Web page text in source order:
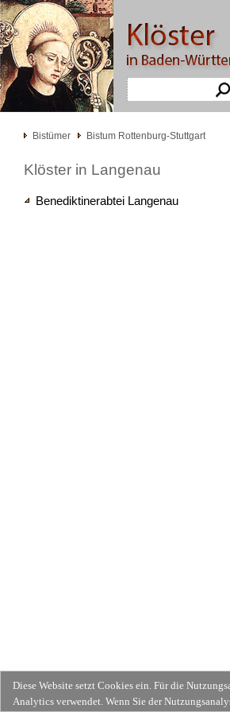
Bistümer Bistum Rottenburg-Stuttgart
Klöster in Langenau
Benediktinerabtei Langenau
Diese Website setzt Cookies ein. Für die
Analytics verwendet. Wenn Sie der